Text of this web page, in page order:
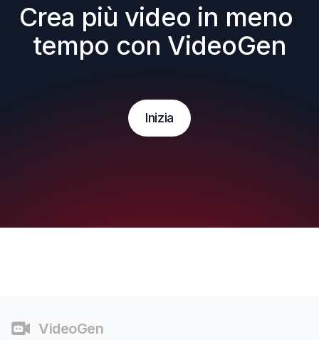
Crea più video in meno
tempo con VideoGen
Inizia
VideoGen